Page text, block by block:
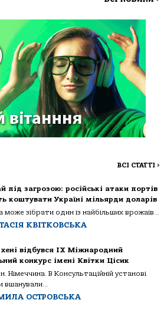
ВСІ СТАТТІ >
під загрозою: російські атаки портів
коштувати Україні мільярди доларів
може зібрати один із найбільших врожаїв...
КВІТКОВСЬКА
відбувся IX Міжнародний
конкурс імені Квітки Цісик
Німеччина. В Консультаційній установі
вшанували...
ОСТРОВСЬКА